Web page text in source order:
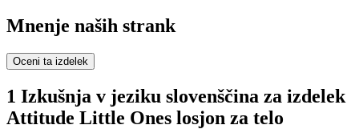
Mnenje naših strank
Oceni ta izdelek
1 Izkušnja v jeziku slovenščina za izdelek
Attitude Little Ones losjon za telo